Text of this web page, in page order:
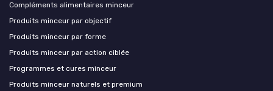
Compléments alimentaires minceur
Produits minceur par objectif
Produits minceur par forme
Produits minceur par action ciblée
Programmes et cures minceur
Produits minceur naturels et premium